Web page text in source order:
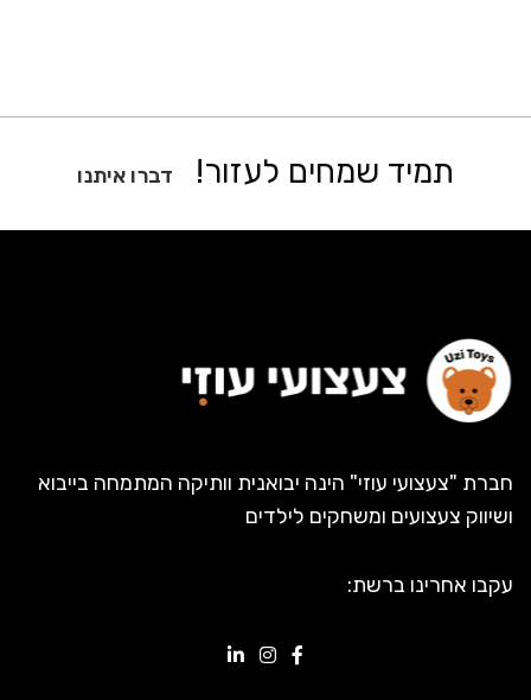
תמיד שמחים לעזור! דברו איתנו
חברת "צעצועי עוזי" הינה יבואנית וותיקה המתמחה בייבוא
ושיווק צעצועים ומשחקים לילדים
עקבו אחרינו ברשת: